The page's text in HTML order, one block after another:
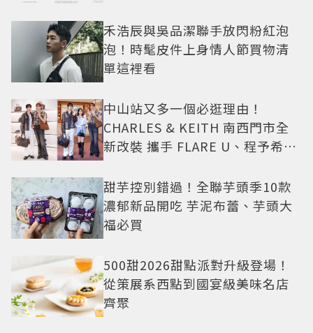
禾浩辰與吳品潔聯手放閃粉紅泡
泡！時髦皮件上身情人節買物清
單這裡看
中山站又多一個必逛理由！
CHARLES & KEITH 南西門市全
新改裝 攜手 FLARE U、程予希演
甜芋控別錯過！全聯芋頭季10款
濃郁新品開吃 芋泥布蕾、芋頭大
福必買
500甜2026甜點派對升級登場！
從策展系西點到國宴級美味名店
齊聚